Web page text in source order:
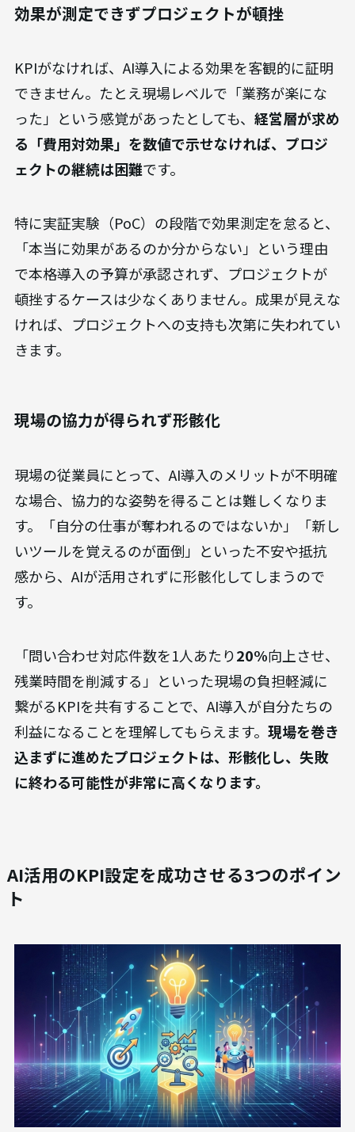
効果が測定できずプロジェクトが頓挫
KPIがなければ、AI導入による効果を客観的に証明
できません。たとえ現場レベルで「業務が楽にな
った」という感覚があったとしても、 経営層が求め
る「費用対効果」を数値で示せなければ、プロジ
ェクトの継続は困難です。
特に実証実験（PoC）の段階で効果測定を怠ると、
「本当に効果があるのか分からない」という理由
で本格導入の予算が承認されず、プロジェクトが
頓挫するケースは少なくありません。成果が見えな
ければ、プロジェクトへの支持も次第に失われてい
きます。
現場の協力が得られず形骸化
現場の従業員にとって、AI導入のメリットが不明確
な場合、協力的な姿勢を得ることは難しくなりま
す。「自分の仕事が奪われるのではないか」「新し
いツールを覚えるのが面倒」といった不安や抵抗
感から、AIが活用されずに形骸化してしまうので
す。
「問い合わせ対応件数を1人あたり20%向上させ、
残業時間を削減する」といった現場の負担軽減に
繋がるKPIを共有することで、AI導入が自分たちの
利益になることを理解してもらえます。 現場を巻き
込まずに進めたプロジェクトは、形骸化し、失敗
に終わる可能性が非常に高くなります。
AI活用のKPI設定を成功させる3つのポイン
ト